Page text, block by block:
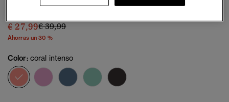
€ 27,99Precio rebajado de
€ 39,99a
Ahorras un 30 %
Color: coral intenso
seleccionado